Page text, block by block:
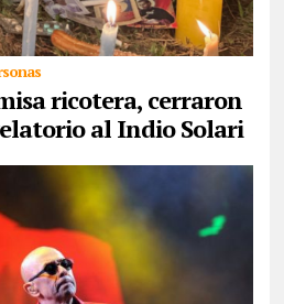
ricotera, cerraron
al Indio Solari
Dominico en Avellaneda dio por
...